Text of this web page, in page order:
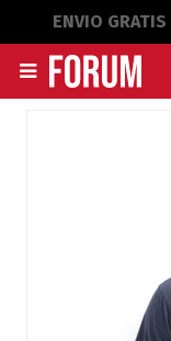
ENVIO GRATIS
